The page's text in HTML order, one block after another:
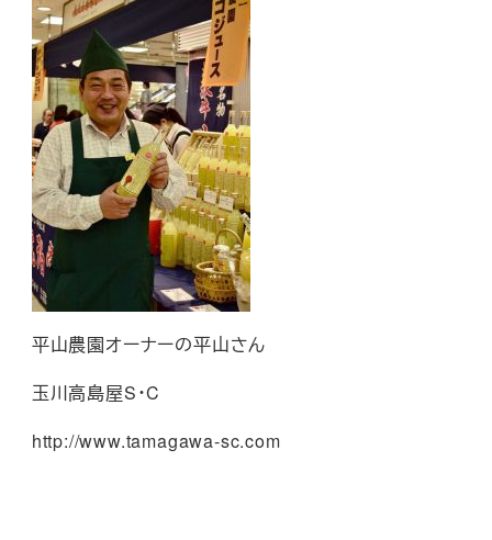
平山農園オーナーの平山さん
玉川高島屋S・C
http://www.tamagawa-sc.com